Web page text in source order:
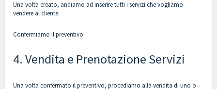
Una volta creato, andiamo ad inserire tutti i servizi che vogliamo
vendere al cliente.
Confermiamo il preventivo.
4. Vendita e Prenotazione Servizi
Una volta confermato il preventivo, procediamo alla vendita di uno o